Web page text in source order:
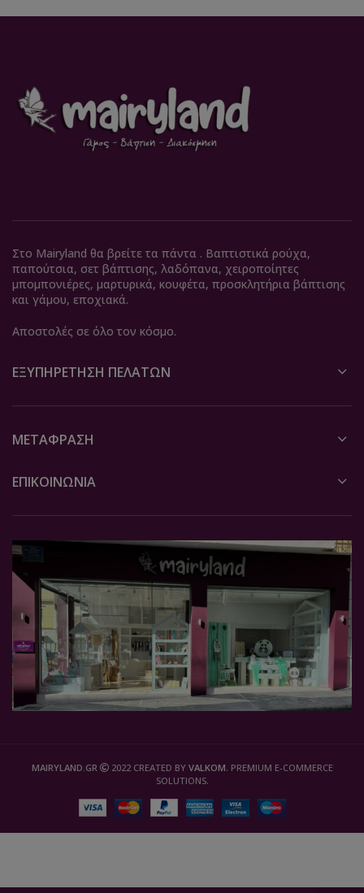
Στο Mairyland θα βρείτε τα πάντα . Βαπτιστικά ρούχα,
παπούτσια, σετ βάπτισης, λαδόπανα, χειροποίητες
μπομπονιέρες, μαρτυρικά, κουφέτα, προσκλητήρια βάπτισης
και γάμου, εποχιακά.
Αποστολές σε όλο τον κόσμο.
ΕΞΥΠΗΡΈΤΗΣΗ ΠΕΛΑΤΏΝ
ΜΕΤΆΦΡΑΣΗ
ΕΠΙΚΟΙΝΩΝΙΑ
MAIRYLAND.GR 2022 CREATED BY VALKOM. PREMIUM E-COMMERCE
SOLUTIONS.